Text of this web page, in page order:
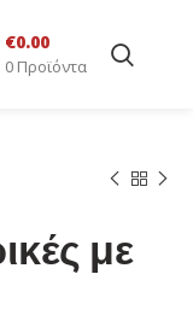
0 Προϊόντα
€0.00
με